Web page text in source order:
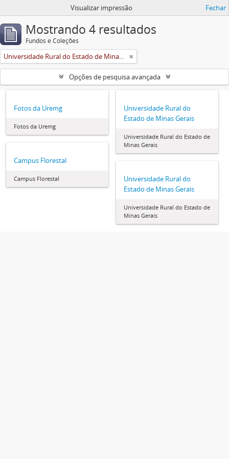
Visualizar impressão Fechar
Mostrando 4 resultados
Fundos e Coleções
Universidade Rural do Estado de Minas Gerais (Uremg)
Opções de pesquisa avançada
Fotos da Uremg
Fotos da Uremg
Universidade Rural do
Estado de Minas Gerais
Universidade Rural do Estado de
Minas Gerais
Campus Florestal
Campus Florestal
Universidade Rural do
Estado de Minas Gerais
Universidade Rural do Estado de
Minas Gerais